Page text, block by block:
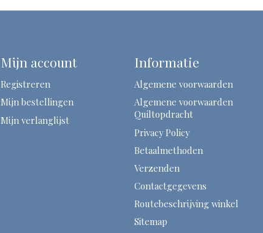
Mijn account
Registreren
Mijn bestellingen
Mijn verlanglijst
Informatie
Algemene voorwaarden
Algemene voorwaarden
Quiltopdracht
Privacy Policy
Betaalmethoden
Verzenden
Contactgegevens
Routebeschrijving winkel
Sitemap